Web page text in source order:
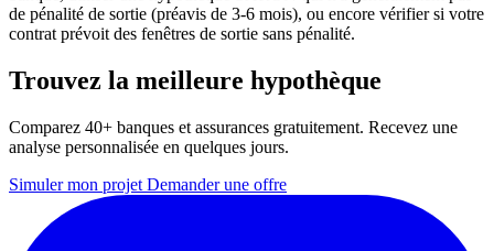
de pénalité de sortie (préavis de 3-6 mois), ou encore vérifier si votre
contrat prévoit des fenêtres de sortie sans pénalité.
Trouvez la meilleure hypothèque
Comparez 40+ banques et assurances gratuitement. Recevez une
analyse personnalisée en quelques jours.
Simuler mon projet Demander une offre